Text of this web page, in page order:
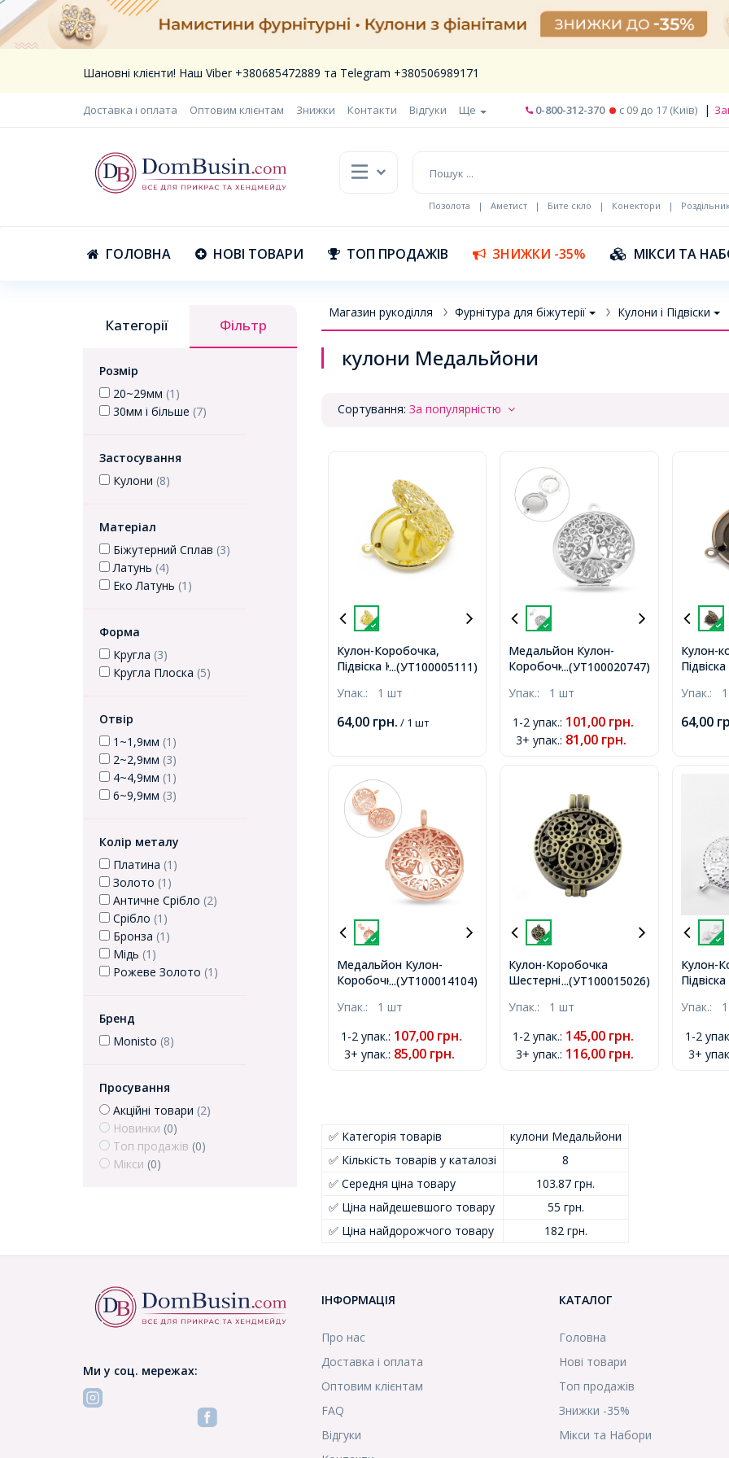
Шановні клієнти! Наш Viber +380685472889 та Telegram +380506989171
Доставка і оплата Оптовим клієнтам Знижки Контакти Відгуки Ще 0-800-312-370 c 09 до 17 (Київ) |
Позолота | Аметист | Бите скло | Конектори |
ГОЛОВНА НОВІ ТОВАРИ ТОП ПРОДАЖІВ ЗНИЖКИ -35% МІКСИ ТА
Категорії Фільтр
Розмір
20~29мм (1)
30мм і більше (7)
Застосування
Кулони (8)
Матеріал
Біжутерний Сплав (3)
Латунь (4)
Еко Латунь (1)
Форма
Кругла (3)
Кругла Плоска (5)
Отвір
1~1,9мм (1)
2~2,9мм (3)
4~4,9мм (1)
6~9,9мм (3)
Колір металу
Платина (1)
Золото (1)
Античне Срібло (2)
Срібло (1)
Бронза (1)
Мідь (1)
Рожеве Золото (1)
Бренд
Monisto (8)
Просування
Акційні товари (2)
Новинки (0)
Топ продажів (0)
Мікси (0)
Магазин рукоділля Фурнітура для біжутерії Кулони і Підвіски
кулони Медальйони
Сортування: За популярністю
...(УТ100005111)
Кулон-Коробочка,
Підвіска Круглий Латунь,
Отвір 2мм,
Упак.: 1 шт
64,00 грн. / 1 шт
...(УТ100020747)
Медальйон Кулон-
Коробочка з Латуні
Платина, 32x27x8.5-9мм,
Упак.: 1 шт
1-2 упак.: 101,00 грн.
3+ упак.: 81,00 грн.
Кулон-
2мм,
Упак.:
64,00
...(УТ100014104)
Медальйон Кулон-
Коробочка Кругла з Еко
Рожеве Золото,
Внутрішній Діаметр
близько 24мм,
Упак.: 1 шт
1-2 упак.: 107,00 грн.
3+ упак.: 85,00 грн.
...(УТ100015026)
Кулон-Коробочка
Шестерні Круглий
Колір: Бронза, Розмір:
Усередині 30мм, Отвір
6x4мм,
Упак.: 1 шт
1-2 упак.: 145,00 грн.
3+ упак.: 116,00 грн.
Кулон-
Сплаву,
6x4мм,
Упак.:
1-2
3+
✅ Категорія товарів
кулони Медальйони
✅ Кількість товарів у каталозі
8
✅ Середня ціна товару
103.87 грн.
✅ Ціна найдешевшого товару
55 грн.
✅ Ціна найдорожчого товару
182 грн.
Ми у соц. мережах:
ІНФОРМАЦІЯ
Про нас
Доставка і оплата
Оптовим клієнтам
FAQ
Відгуки
КАТАЛОГ
Головна
Нові товари
Топ продажів
Знижки -35%
Мікси та Набори